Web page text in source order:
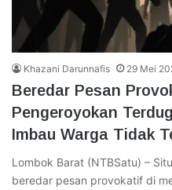
Khazani Darunnafis 29 Mei
Beredar Pesan
Pengeroyokan
Imbau Warga Tidak
Lombok Barat (NTBSatu) –
beredar pesan provokatif di